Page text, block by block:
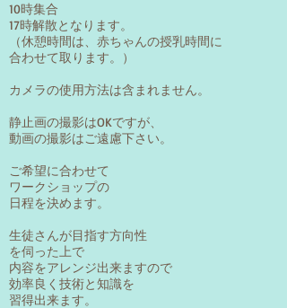
10時集合
17時解散となります。
（休憩時間は、赤ちゃんの授乳時間に
合わせて取ります。）
カメラの使用方法は含まれません。
静止画の撮影はOKですが、
​動画の撮影はご遠慮下さい。
ご希望に合わせて
ワークショップの
日程を決めます。
生徒さんが目指す方向性
を伺った上で
内容をアレンジ出来ますので
効率良く技術と知識を
​習得出来ます。